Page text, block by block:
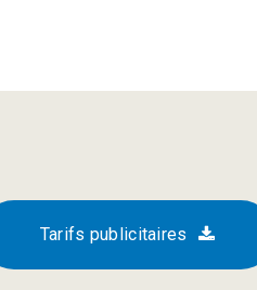
Tarifs publicitaires